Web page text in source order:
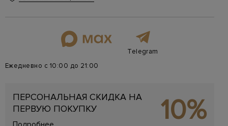
Telegram
Ежедневно с 10:00 до 21:00
ПЕРСОНАЛЬНАЯ СКИДКА НА
ПЕРВУЮ ПОКУПКУ
10%